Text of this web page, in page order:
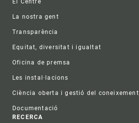
El Centre
La nostra gent
Transparència
Equitat, diversitat i igualtat
Oficina de premsa
Les instal·lacions
Ciència oberta i gestió del coneixement
Documentació
RECERCA